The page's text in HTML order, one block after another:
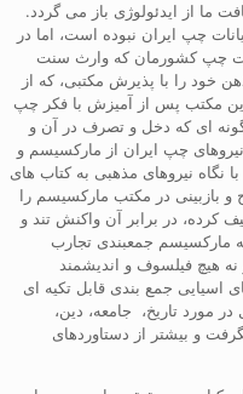
ما از ایدئولوژی باز می گردد.
چپ ایران نبوده است، اما در
چپ کشورمان که وارث سنت
خود را با پذیرش مکتبی، که از
این مکتب پس از آمیزش با فکر چپ
ای که دخل و تصرف در آن و
چپ ایران از مارکسیسم و
نگاه نیروهای مذهبی به کتاب های
و بازبینی در مکتب مارکسیسم را
کرده، در برابر آن واکنش تند و
مارکسیسم جمعبندی تجارب
هیچ فیلسوف و اندیشمند
اسیایی جمع بندی قابل تکیه ای
مورد تاریخ، جامعه، دین،
و بیشتر از دستاوردهای